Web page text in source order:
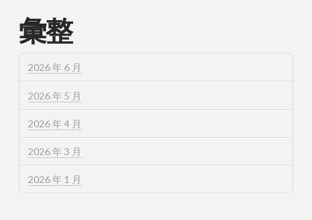
彙整
2026 年 6 月
2026 年 5 月
2026 年 4 月
2026 年 3 月
2026 年 1 月